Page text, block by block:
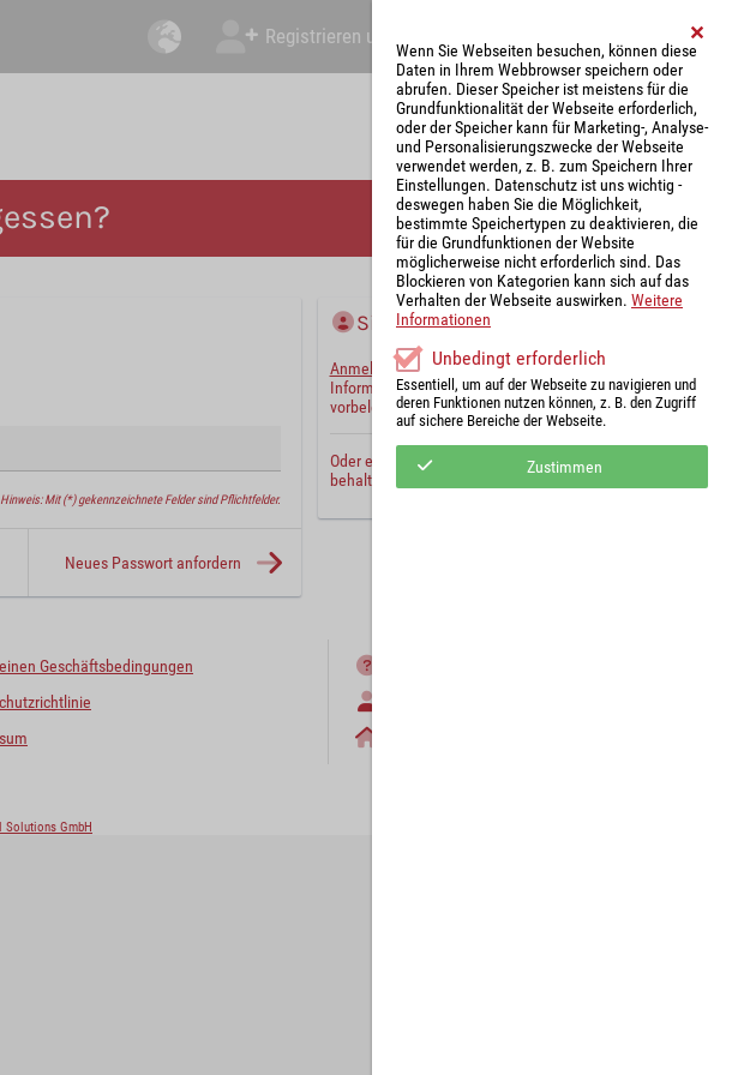
Registrieren und Angebot abgeben Mein Account
Sie haben bereits ein Konto?
Anmeldenund wir werden die notwendigen
Informationen mit Ihren Standardwerten
vorbelegen.
Oder erstellen Sie ein neues Benutzerkonto
behalten Sie Ihre Einstellungen für später.
Hinweis: Mit (*) gekennzeichnete Felder sind Pflichtfelder.
Neues Passwort anfordern
Geschäftsbedingungen
Solutions GmbH
Wenn Sie Webseiten besuchen, können diese
Daten in Ihrem Webbrowser speichern oder
abrufen. Dieser Speicher ist meistens für die
Grundfunktionalität der Webseite erforderlich,
oder der Speicher kann für Marketing-, Analyse-
und Personalisierungszwecke der Webseite
verwendet werden, z. B. zum Speichern Ihrer
Einstellungen. Datenschutz ist uns wichtig -
deswegen haben Sie die Möglichkeit,
bestimmte Speichertypen zu deaktivieren, die
für die Grundfunktionen der Website
möglicherweise nicht erforderlich sind. Das
Blockieren von Kategorien kann sich auf das
Verhalten der Webseite auswirken. Weitere
Informationen
Unbedingt erforderlich
Essentiell, um auf der Webseite zu navigieren und
deren Funktionen nutzen können, z. B. den Zugriff
auf sichere Bereiche der Webseite.
Zustimmen